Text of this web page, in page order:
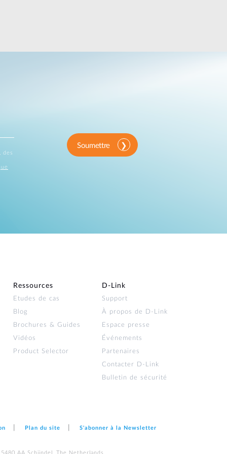
des
Soumettre
Ressources
Etudes de cas
Blog
Brochures & Guides
Vidéos
Product Selector
D‑Link
Support
À propos de D‑Link
Espace presse
Événements
Partenaires
Contacter D‑Link
Bulletin de sécurité
Plan du site S'abonner à la Newsletter
AA Schijndel, The Netherlands